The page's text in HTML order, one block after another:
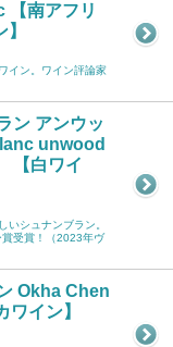
南アフリ
イン。ワイン評論家
ン アンウッ
unwood
【白ワイ
いシュナンブラン。
受賞！（2023年ヴ
Okha Chen
イン】